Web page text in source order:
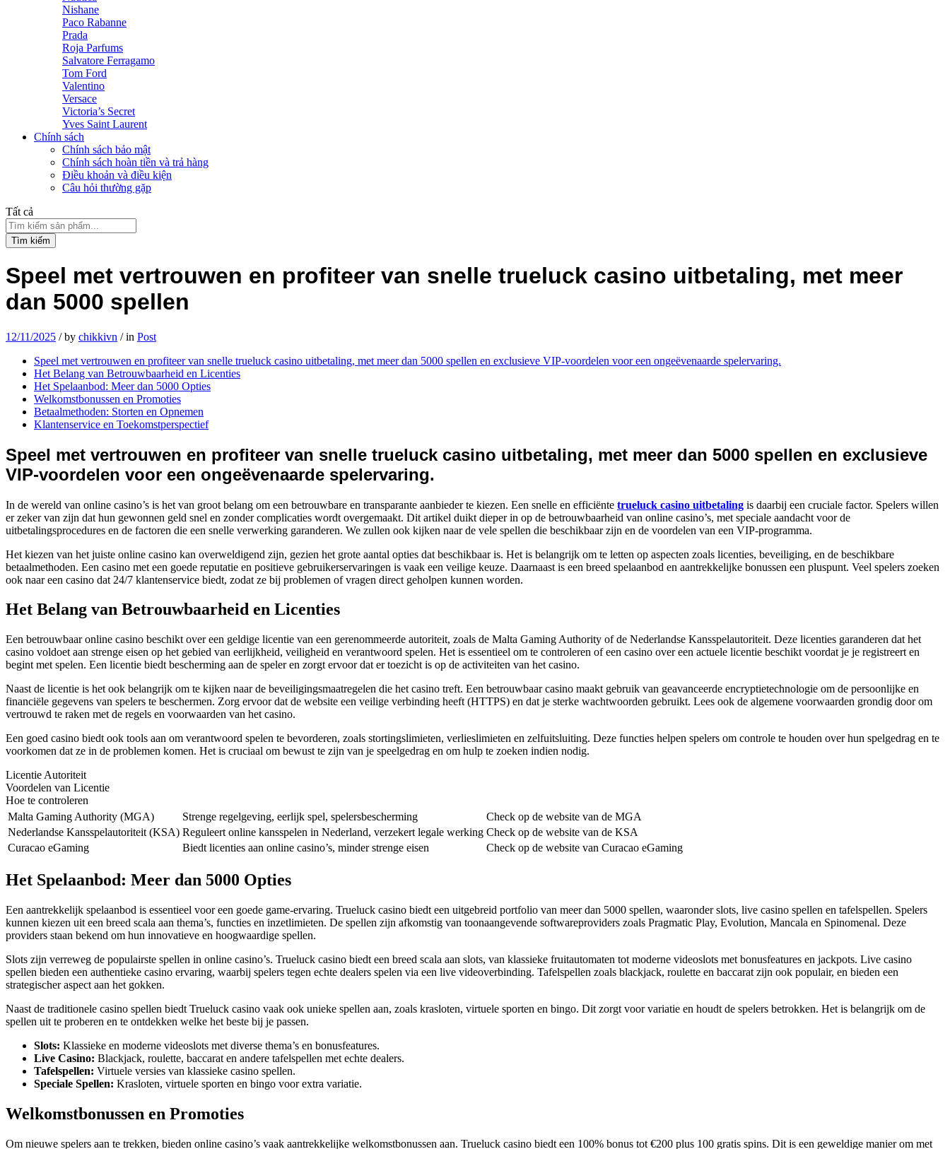
Nishane
Paco Rabanne
Prada
Roja Parfums
Salvatore Ferragamo
Tom Ford
Valentino
Versace
Victoria’s Secret
Yves Saint Laurent
Chính sách
Chính sách bảo mật
Chính sách hoàn tiền và trả hàng
Điều khoản và điều kiện
Câu hỏi thường gặp
Tất cả
Tìm kiếm
Speel met vertrouwen en profiteer van snelle trueluck casino uitbetaling, met meer
dan 5000 spellen
12/11/2025 /by chikkivn /in Post
Speel met vertrouwen en profiteer van snelle trueluck casino uitbetaling, met meer dan 5000 spellen en exclusieve VIP-voordelen voor een ongeëvenaarde spelervaring.
Het Belang van Betrouwbaarheid en Licenties
Het Spelaanbod: Meer dan 5000 Opties
Welkomstbonussen en Promoties
Betaalmethoden: Storten en Opnemen
Klantenservice en Toekomstperspectief
Speel met vertrouwen en profiteer van snelle trueluck casino uitbetaling, met meer dan 5000 spellen en exclusieve
VIP-voordelen voor een ongeëvenaarde spelervaring.
In de wereld van online casino’s is het van groot belang om een betrouwbare en transparante aanbieder te kiezen. Een snelle en efficiënte trueluck casino uitbetaling is daarbij een cruciale factor. Spelers willen
er zeker van zijn dat hun gewonnen geld snel en zonder complicaties wordt overgemaakt. Dit artikel duikt dieper in op de betrouwbaarheid van online casino’s, met speciale aandacht voor de
uitbetalingsprocedures en de factoren die een snelle verwerking garanderen. We zullen ook kijken naar de vele spellen die beschikbaar zijn en de voordelen van een VIP-programma.
Het kiezen van het juiste online casino kan overweldigend zijn, gezien het grote aantal opties dat beschikbaar is. Het is belangrijk om te letten op aspecten zoals licenties, beveiliging, en de beschikbare
betaalmethoden. Een casino met een goede reputatie en positieve gebruikerservaringen is vaak een veilige keuze. Daarnaast is een breed spelaanbod en aantrekkelijke bonussen een pluspunt. Veel spelers zoeken
ook naar een casino dat 24/7 klantenservice biedt, zodat ze bij problemen of vragen direct geholpen kunnen worden.
Het Belang van Betrouwbaarheid en Licenties
Een betrouwbaar online casino beschikt over een geldige licentie van een gerenommeerde autoriteit, zoals de Malta Gaming Authority of de Nederlandse Kansspelautoriteit. Deze licenties garanderen dat het
casino voldoet aan strenge eisen op het gebied van eerlijkheid, veiligheid en verantwoord spelen. Het is essentieel om te controleren of een casino over een actuele licentie beschikt voordat je je registreert en
begint met spelen. Een licentie biedt bescherming aan de speler en zorgt ervoor dat er toezicht is op de activiteiten van het casino.
Naast de licentie is het ook belangrijk om te kijken naar de beveiligingsmaatregelen die het casino treft. Een betrouwbaar casino maakt gebruik van geavanceerde encryptietechnologie om de persoonlijke en
financiële gegevens van spelers te beschermen. Zorg ervoor dat de website een veilige verbinding heeft (HTTPS) en dat je sterke wachtwoorden gebruikt. Lees ook de algemene voorwaarden grondig door om
vertrouwd te raken met de regels en voorwaarden van het casino.
Een goed casino biedt ook tools aan om verantwoord spelen te bevorderen, zoals stortingslimieten, verlieslimieten en zelfuitsluiting. Deze functies helpen spelers om controle te houden over hun spelgedrag en te
voorkomen dat ze in de problemen komen. Het is cruciaal om bewust te zijn van je speelgedrag en om hulp te zoeken indien nodig.
Licentie Autoriteit
Voordelen van Licentie
Hoe te controleren
Malta Gaming Authority (MGA)
Strenge regelgeving, eerlijk spel, spelersbescherming
Check op de website van de MGA
Nederlandse Kansspelautoriteit (KSA) Reguleert online kansspelen in Nederland, verzekert legale werking Check op de website van de KSA
Curacao eGaming
Biedt licenties aan online casino’s, minder strenge eisen Check op de website van Curacao eGaming
Het Spelaanbod: Meer dan 5000 Opties
Een aantrekkelijk spelaanbod is essentieel voor een goede game-ervaring. Trueluck casino biedt een uitgebreid portfolio van meer dan 5000 spellen, waaronder slots, live casino spellen en tafelspellen. Spelers
kunnen kiezen uit een breed scala aan thema’s, functies en inzetlimieten. De spellen zijn afkomstig van toonaangevende softwareproviders zoals Pragmatic Play, Evolution, Mancala en Spinomenal. Deze
providers staan bekend om hun innovatieve en hoogwaardige spellen.
Slots zijn verreweg de populairste spellen in online casino’s. Trueluck casino biedt een breed scala aan slots, van klassieke fruitautomaten tot moderne videoslots met bonusfeatures en jackpots. Live casino
spellen bieden een authentieke casino ervaring, waarbij spelers tegen echte dealers spelen via een live videoverbinding. Tafelspellen zoals blackjack, roulette en baccarat zijn ook populair, en bieden een
strategischer aspect aan het gokken.
Naast de traditionele casino spellen biedt Trueluck casino vaak ook unieke spellen aan, zoals krasloten, virtuele sporten en bingo. Dit zorgt voor variatie en houdt de spelers betrokken. Het is belangrijk om de
spellen uit te proberen en te ontdekken welke het beste bij je passen.
Slots: Klassieke en moderne videoslots met diverse thema’s en bonusfeatures.
Live Casino: Blackjack, roulette, baccarat en andere tafelspellen met echte dealers.
Tafelspellen: Virtuele versies van klassieke casino spellen.
Speciale Spellen: Krasloten, virtuele sporten en bingo voor extra variatie.
Welkomstbonussen en Promoties
Om nieuwe spelers aan te trekken, bieden online casino’s vaak aantrekkelijke welkomstbonussen aan. Trueluck casino biedt een 100% bonus tot €200 plus 100 gratis spins. Dit is een geweldige manier om met